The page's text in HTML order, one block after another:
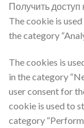
Получить доступ
The cookie is
the category
The cookies is
in the category
user consent for
cookie is used to
category